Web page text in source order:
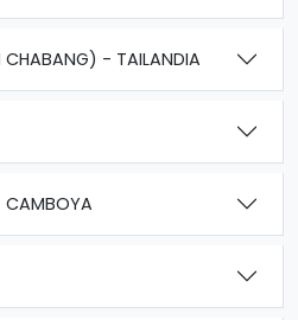
CHABANG) - TAILANDIA
CAMBOYA